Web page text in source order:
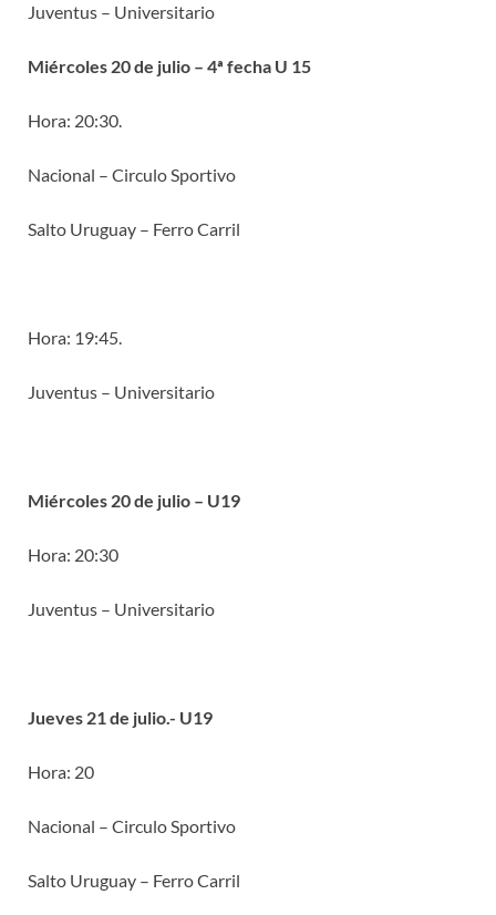
Juventus – Universitario
Miércoles 20 de julio – 4ª fecha U 15
Hora: 20:30.
Nacional – Circulo Sportivo
Salto Uruguay – Ferro Carril
Hora: 19:45.
Juventus – Universitario
Miércoles 20 de julio – U19
Hora: 20:30
Juventus – Universitario
Jueves 21 de julio.- U19
Hora: 20
Nacional – Circulo Sportivo
Salto Uruguay – Ferro Carril